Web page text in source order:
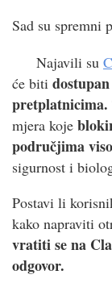
Sad su spremni
Najavili su
će biti
pretplatnicima.
mjera koje
područjima
sigurnost i
Postavi li
kako napraviti
vratiti se na
odgovor.